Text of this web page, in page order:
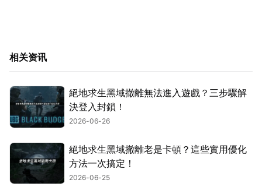
相关资讯
絕地求生黑域撤離無法進入遊戲？三步驟解
決登入封鎖！
2026-06-26
絕地求生黑域撤離老是卡頓？這些實用優化
方法一次搞定！
2026-06-25